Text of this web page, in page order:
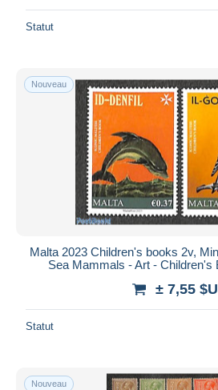
Statut
Nouveau
Malta 2023 Children's books 2v,
Sea Mammals - Art - Children's
± 7,55
Statut
Nouveau